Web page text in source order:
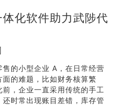
化软件助力武陟代
的小型企业 A，在日常经营
的难题，比如财务核算繁
，企业一直采用传统的手工
时常出现账目差错，库存管